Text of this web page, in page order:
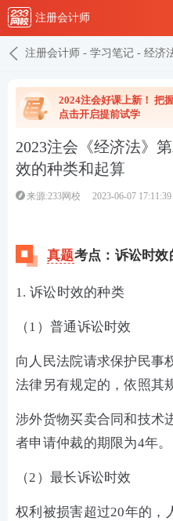
注册会计师
注册会计师 - 学习笔记 - 经济
2024注会好课上新！ 把
点击开启提前试学
2023注会《经济法》
效的种类和起算
来源:233网校 2023-06-07 17:11:39
真题考点： 诉讼时效
1. 诉讼时效的种类
（1）普通诉讼时效
向人民法院请求保护民事
法律另有规定的，依照其
涉外货物买卖合同和技术
者申请仲裁的期限为4年。
（2）最长诉讼时效
权利被损害超过20年的，